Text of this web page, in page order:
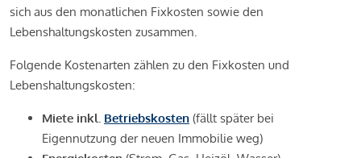
sich aus den monatlichen Fixkosten sowie den
Lebenshaltungskosten zusammen.
Folgende Kostenarten zählen zu den Fixkosten und
Lebenshaltungskosten:
Miete inkl. Betriebskosten (fällt später bei
Eigennutzung der neuen Immobilie weg)